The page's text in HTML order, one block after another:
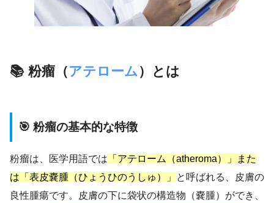
📚 粉瘤（アテローム ）とは
🎯 粉瘤の基本的な特徴
粉瘤は、医学用語では 「アテローム（atheroma）」また
は「表皮嚢腫（ひょうひのうしゅ）」
と呼ばれる、皮膚の
良性腫瘍です。皮膚の下に袋状の構造物（嚢腫）ができ、